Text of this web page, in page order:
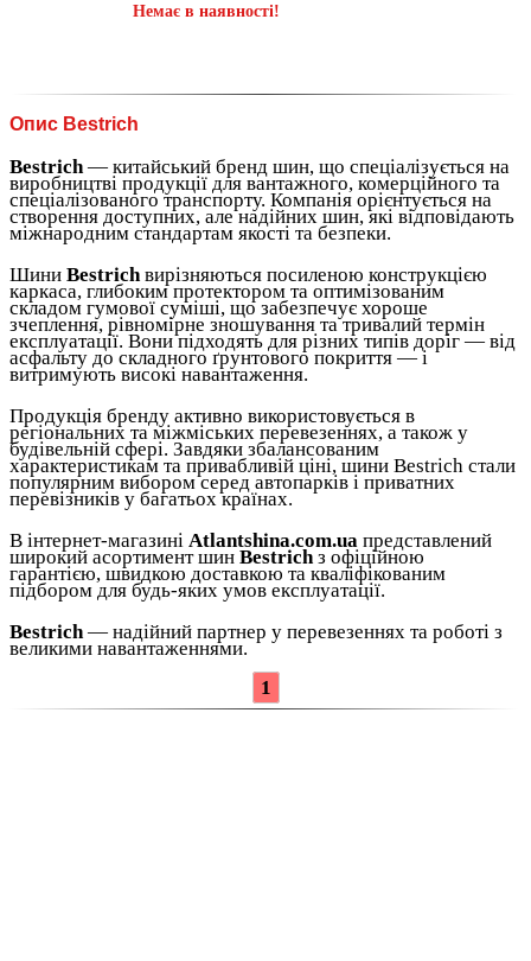
Немає в наявності!
Опис Bestrich
Bestrich — китайський бренд шин, що спеціалізується на
виробництві продукції для вантажного, комерційного та
спеціалізованого транспорту. Компанія орієнтується на
створення доступних, але надійних шин, які відповідають
міжнародним стандартам якості та безпеки.
Шини Bestrich вирізняються посиленою конструкцією
каркаса, глибоким протектором та оптимізованим
складом гумової суміші, що забезпечує хороше
зчеплення, рівномірне зношування та тривалий термін
експлуатації. Вони підходять для різних типів доріг — від
асфальту до складного ґрунтового покриття — і
витримують високі навантаження.
Продукція бренду активно використовується в
регіональних та міжміських перевезеннях, а також у
будівельній сфері. Завдяки збалансованим
характеристикам та привабливій ціні, шини Bestrich стали
популярним вибором серед автопарків і приватних
перевізників у багатьох країнах.
В інтернет-магазині Atlantshina.com.ua представлений
широкий асортимент шин Bestrich з офіційною
гарантією, швидкою доставкою та кваліфікованим
підбором для будь-яких умов експлуатації.
Bestrich — надійний партнер у перевезеннях та роботі з
великими навантаженнями.
1